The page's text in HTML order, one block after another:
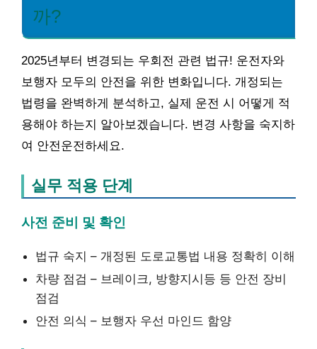
까?
2025년부터 변경되는 우회전 관련 법규! 운전자와
보행자 모두의 안전을 위한 변화입니다. 개정되는
법령을 완벽하게 분석하고, 실제 운전 시 어떻게 적
용해야 하는지 알아보겠습니다. 변경 사항을 숙지하
여 안전운전하세요.
실무 적용 단계
사전 준비 및 확인
법규 숙지 – 개정된 도로교통법 내용 정확히 이해
차량 점검 – 브레이크, 방향지시등 등 안전 장비
점검
안전 의식 – 보행자 우선 마인드 함양